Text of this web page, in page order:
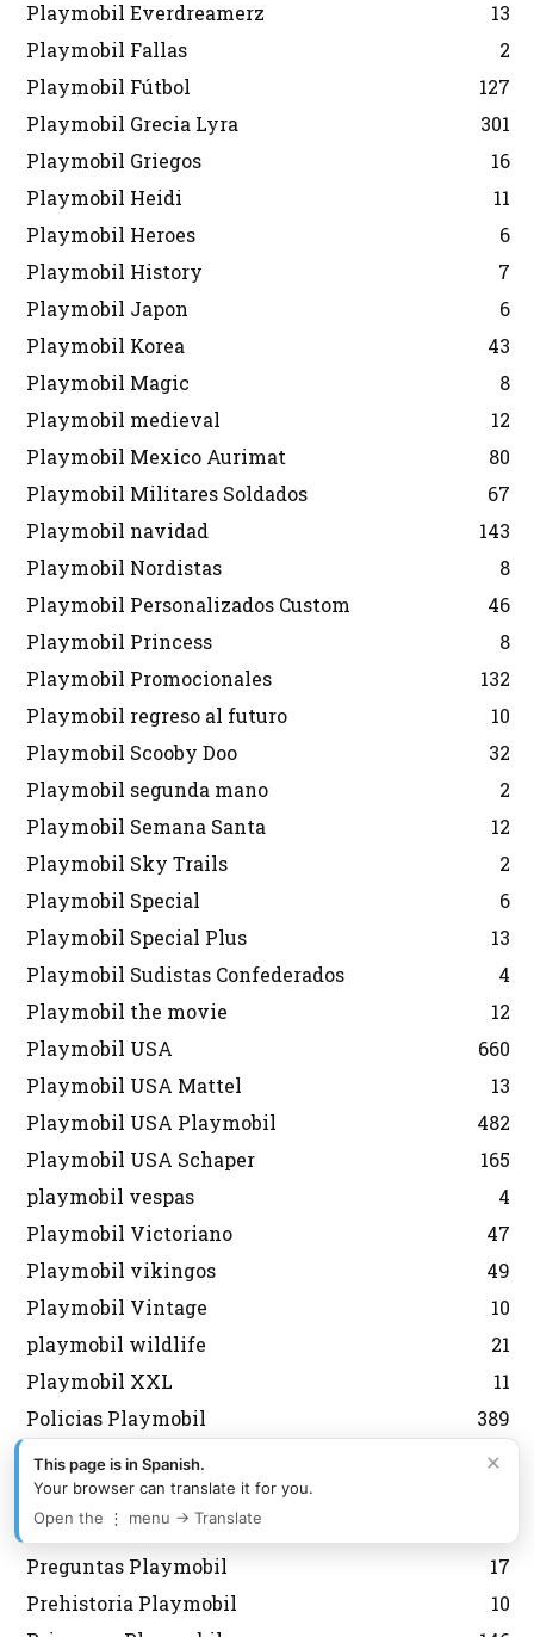
Playmobil Everdreamerz
13
Playmobil Fallas
2
Playmobil Fútbol
127
Playmobil Grecia Lyra
301
Playmobil Griegos
16
Playmobil Heidi
11
Playmobil Heroes
6
Playmobil History
7
Playmobil Japon
6
Playmobil Korea
43
Playmobil Magic
8
Playmobil medieval
12
Playmobil Mexico Aurimat
80
Playmobil Militares Soldados
67
Playmobil navidad
143
Playmobil Nordistas
8
Playmobil Personalizados Custom
46
Playmobil Princess
8
Playmobil Promocionales
132
Playmobil regreso al futuro
10
Playmobil Scooby Doo
32
Playmobil segunda mano
2
Playmobil Semana Santa
12
Playmobil Sky Trails
2
Playmobil Special
6
Playmobil Special Plus
13
Playmobil Sudistas Confederados
4
Playmobil the movie
12
Playmobil USA
660
Playmobil USA Mattel
13
Playmobil USA Playmobil
482
Playmobil USA Schaper
165
playmobil vespas
4
Playmobil Victoriano
47
Playmobil vikingos
49
Playmobil Vintage
10
playmobil wildlife
21
Playmobil XXL
11
Policias Playmobil
389
PopStars y Música Playmobil
14
Porsche Playmobil
Pozos, Fuentes y Árboles Playmobil
Preguntas Playmobil
17
Prehistoria Playmobil
10
×
This page is in Spanish.
Your browser can translate it for you.
Open the ⋮ menu → Translate